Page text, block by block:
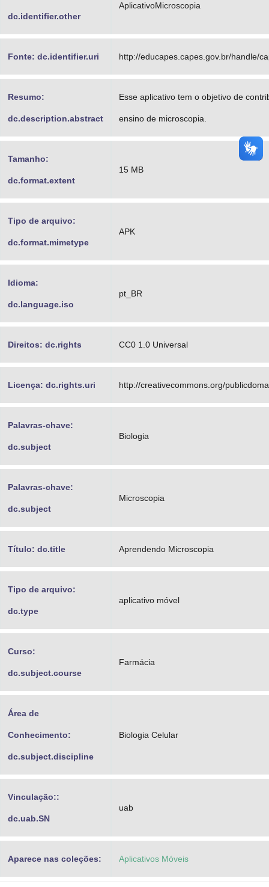
dc.identifier.other
AplicativoMicroscopia
Fonte: dc.identifier.uri http://educapes.capes.gov.br/handle/
Resumo:
dc.description.abstract
Esse aplicativo tem o objetivo de
ensino de microscopia.
Tamanho:
dc.format.extent
15 MB
Tipo de arquivo:
dc.format.mimetype
APK
Idioma:
dc.language.iso
pt_BR
Direitos: dc.rights CC0 1.0 Universal
Licença: dc.rights.uri http://creativecommons.org/
Palavras-chave:
dc.subject
Biologia
Palavras-chave:
dc.subject
Microscopia
Título: dc.title Aprendendo Microscopia
Tipo de arquivo:
dc.type
aplicativo móvel
Curso:
dc.subject.course
Farmácia
Área de
Conhecimento:
dc.subject.discipline
Biologia Celular
Vinculação::
dc.uab.SN
uab
Aparece nas coleções: Aplicativos Móveis